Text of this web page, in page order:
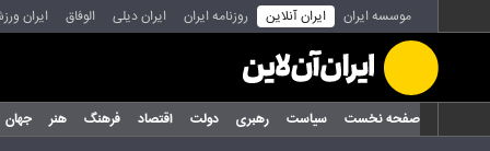
موسسه ایران ایران آنلاین روزنامه ایران ایران دیلی الوفاق ایران
صفحه نخست سیاست رهبری دولت اقتصاد فرهنگ هنر
جهان